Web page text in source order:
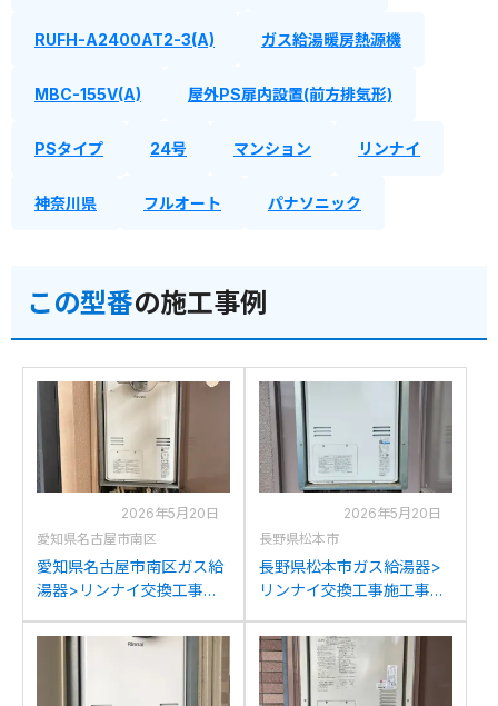
RUFH-A2400AT2-3(A) ガス給湯暖房熱源機
MBC-155V(A) 屋外PS扉内設置(前方排気形)
PSタイプ 24号 マンション リンナイ
神奈川県 フルオート パナソニック
この型番の施工事例
2026年5月20日
愛知県名古屋市南区
愛知県名古屋市南区ガス給
湯器>リンナイ交換工事施
2405AT2-3からリンナイ
RUFH-A2400AT2-3(A)へ
2026年5月20日
長野県松本市
長野県松本市ガス給湯器>
リンナイ交換工事施工事
2403AT2-3からリンナイ
RUFH-A2400AT2-3(A)へ
の交換